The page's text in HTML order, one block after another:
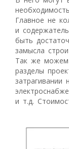
Главное не
и
быть
замысла
Так же можем
разделы
затрагивании
и т.д.